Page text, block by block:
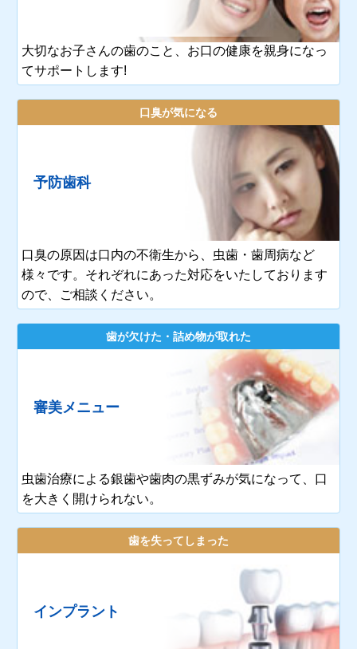
大切なお子さんの歯のこと、お口の健康を親身になっ
てサポートします!
口臭が気になる
予防歯科
口臭の原因は口内の不衛生から、虫歯・歯周病など
様々です。それぞれにあった対応をいたしております
ので、ご相談ください。
歯が欠けた・詰め物が取れた
審美メニュー
虫歯治療による銀歯や歯肉の黒ずみが気になって、口
を大きく開けられない。
歯を失ってしまった
インプラント